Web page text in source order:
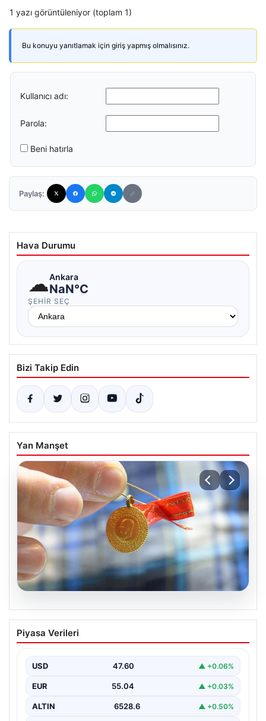
1 yazı görüntüleniyor (toplam 1)
Bu konuyu yanıtlamak için giriş yapmış olmalısınız.
Kullanıcı adı:
Parola:
Beni hatırla
Paylaş:
Hava Durumu
☁Ankara
NaN°C
ŞEHIR SEÇ
Bizi Takip Edin
Yan Manşet
05.08.2026
Altın fiyatları canlı 8 Nisan 2026: Altın
fiyatları ne kadar oldu? Gram, çeyrek,
fiyatları
{ "title": "8 Nisan 2026 Altın Fiyatları Canlı Takip: Gram,
Çeyrek ve Cumhuriyet Altını…
Piyasa Verileri
USD 47.60 ▲ +0.06%
EUR 55.04 ▲ +0.03%
ALTIN 6528.6 ▲ +0.50%